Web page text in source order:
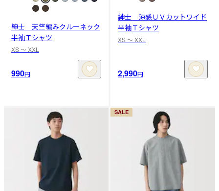
紳士 天竺編みクルーネック
半袖Ｔシャツ
XS 〜 XXL
990円
紳士 涼感ＵＶカットワイド
半袖Ｔシャツ
XS 〜 XXL
2,990円
SALE